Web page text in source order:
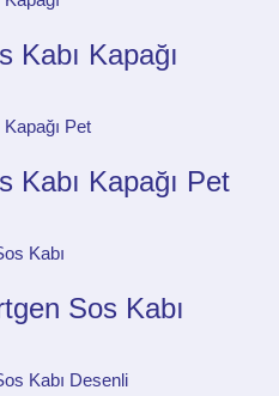
Kabı Kapağı
Kabı Kapağı Pet
Sos Kabı